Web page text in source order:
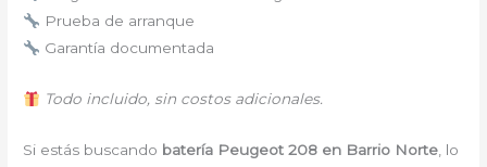
Prueba de arranque
Garantía documentada
Todo incluido, sin costos adicionales.
Si estás buscando batería Peugeot 208 en Barrio Norte , lo